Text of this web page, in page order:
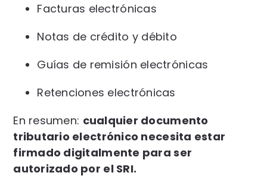
Facturas electrónicas
Notas de crédito y débito
Guías de remisión electrónicas
Retenciones electrónicas
En resumen: cualquier documento
tributario electrónico necesita estar
firmado digitalmente para ser
autorizado por el SRI.